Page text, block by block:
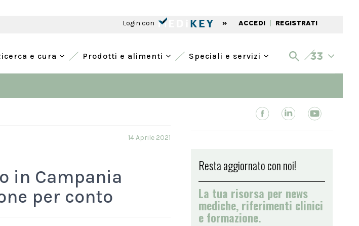
Login con » ACCEDI | REGISTRATI
e cura Prodotti e alimenti Speciali e servizi
14 Aprile 2021
in Campania
per conto
Resta aggiornato con noi!
La tua risorsa per news
mediche, riferimenti clinici
e formazione.